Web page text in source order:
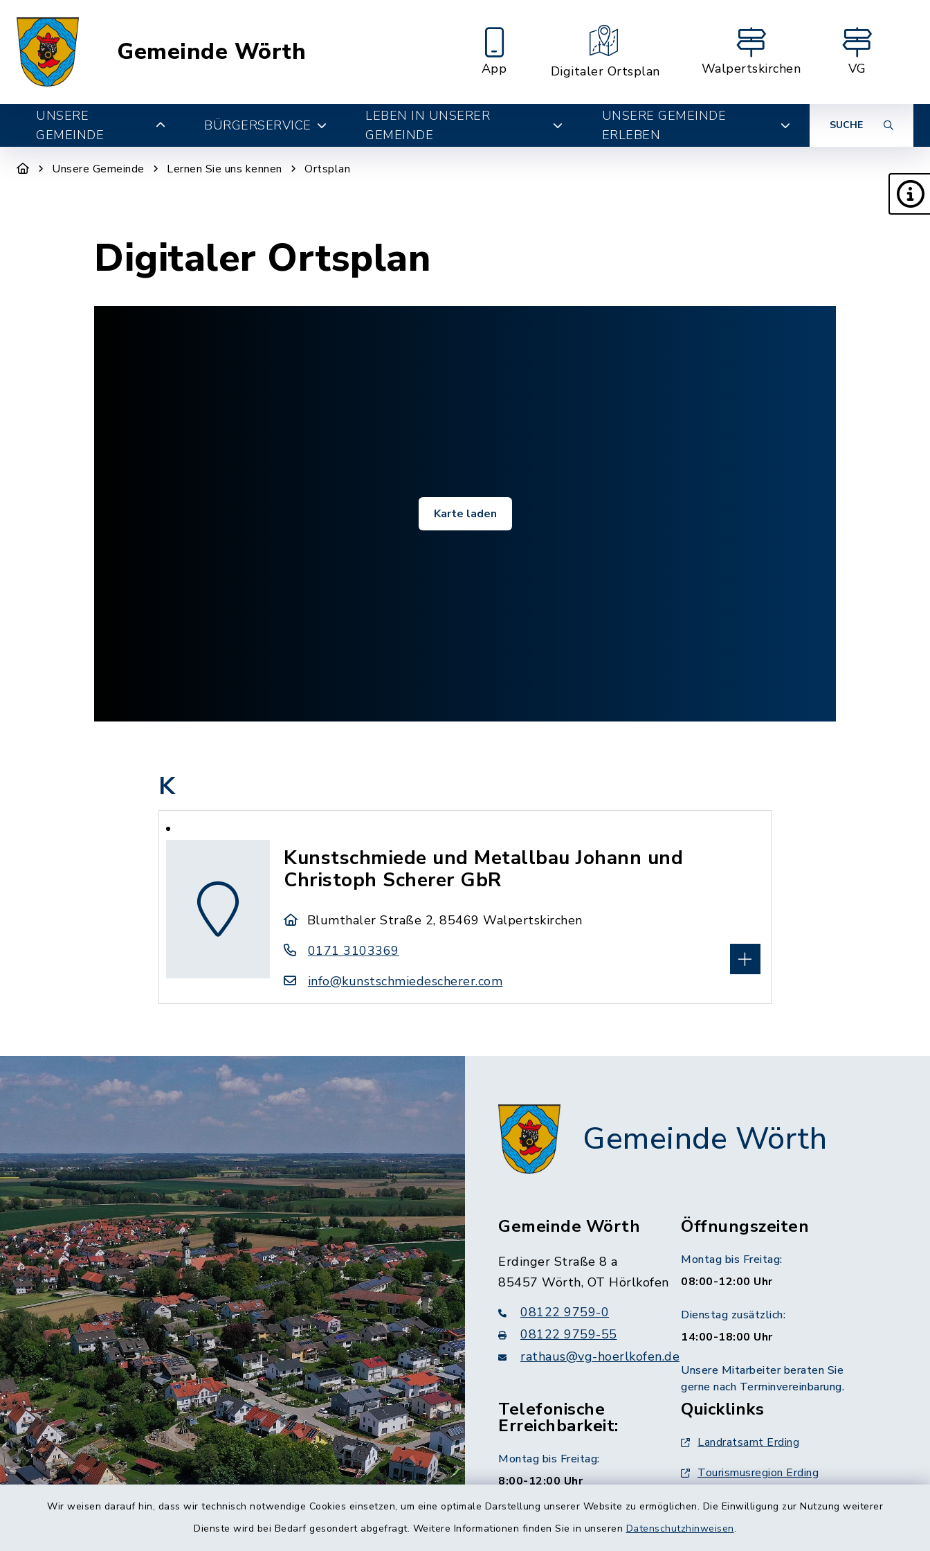
Wir weisen darauf hin, dass wir technisch notwendige Cookies einsetzen, um eine optimale Darstellung unserer Website zu ermöglichen. Die Einwilligung zur Nutzung weiterer
Dienste wird bei Bedarf gesondert abgefragt. Weitere Informationen finden Sie in unseren Datenschutzhinweisen.
Gemeinde Wörth
App Digitaler Ortsplan Walpertskirchen VG
UNSERE
GEMEINDE
BÜRGERSERVICE
LEBEN IN UNSERER
GEMEINDE
UNSERE GEMEINDE
ERLEBEN
SUCHE
Unsere Gemeinde Lernen Sie uns kennen Ortsplan
Digitaler Ortsplan
Karte laden
K
Kunstschmiede und Metallbau Johann und
Christoph Scherer GbR
Blumthaler Straße 2, 85469 Walpertskirchen
0171 3103369
info@kunstschmiedescherer.com
Gemeinde Wörth
Gemeinde Wörth
Erdinger Straße 8 a
85457 Wörth, OT Hörlkofen
08122 9759-0
08122 9759-55
rathaus@vg-hoerlkofen.de
Öffnungszeiten
Montag bis Freitag:
08:00-12:00 Uhr
Dienstag zusätzlich:
14:00-18:00 Uhr
Unsere Mitarbeiter beraten Sie
gerne nach Terminvereinbarung.
Telefonische
Erreichbarkeit:
Montag bis Freitag:
8:00-12:00 Uhr
Montag und Donnerstag:
14:00-16:00 Uhr
Quicklinks
Landratsamt Erding
Tourismusregion Erding
Ausschreibungen